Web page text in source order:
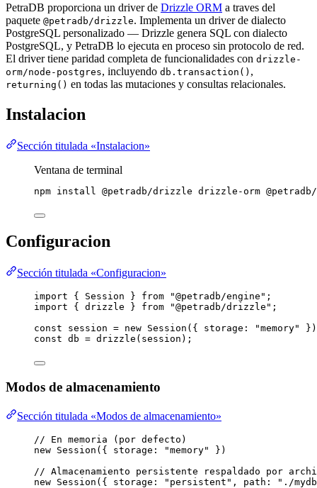
PetraDB proporciona un driver de Drizzle ORM a traves del
paquete @petradb/drizzle. Implementa un driver de dialecto
PostgreSQL personalizado — Drizzle genera SQL con dialecto
PostgreSQL, y PetraDB lo ejecuta en proceso sin protocolo de red.
El driver tiene paridad completa de funcionalidades con drizzle-
orm/node-postgres, incluyendo db.transaction() ,
returning() en todas las mutaciones y consultas relacionales.
Instalacion
Sección titulada «Instalacion»
Ventana de terminal
npm install @petradb/drizzle drizzle-orm
Configuracion
Sección titulada «Configuracion»
import { Session } from "@petradb/engine " ;
import { drizzle } from "@petradb/drizzle " ;
const session = new Session ( { storage: "memory" }
const db = drizzle (session);
Modos de almacenamiento
Sección titulada «Modos de almacenamiento»
// En memoria (por defecto)
new Session ({ storage: "memory"
})
// Almacenamiento persistente respaldado por
new Session ({ storage: " persistent " , path: " ./